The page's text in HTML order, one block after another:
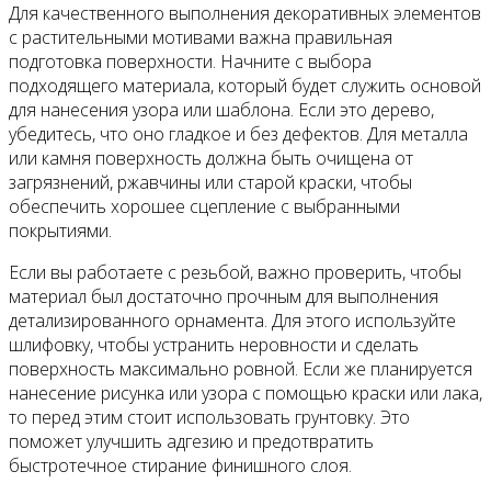
Для качественного выполнения декоративных элементов
с растительными мотивами важна правильная
подготовка поверхности. Начните с выбора
подходящего материала, который будет служить основой
для нанесения узора или шаблона. Если это дерево,
убедитесь, что оно гладкое и без дефектов. Для металла
или камня поверхность должна быть очищена от
загрязнений, ржавчины или старой краски, чтобы
обеспечить хорошее сцепление с выбранными
покрытиями.
Если вы работаете с резьбой, важно проверить, чтобы
материал был достаточно прочным для выполнения
детализированного орнамента. Для этого используйте
шлифовку, чтобы устранить неровности и сделать
поверхность максимально ровной. Если же планируется
нанесение рисунка или узора с помощью краски или лака,
то перед этим стоит использовать грунтовку. Это
поможет улучшить адгезию и предотвратить
быстротечное стирание финишного слоя.